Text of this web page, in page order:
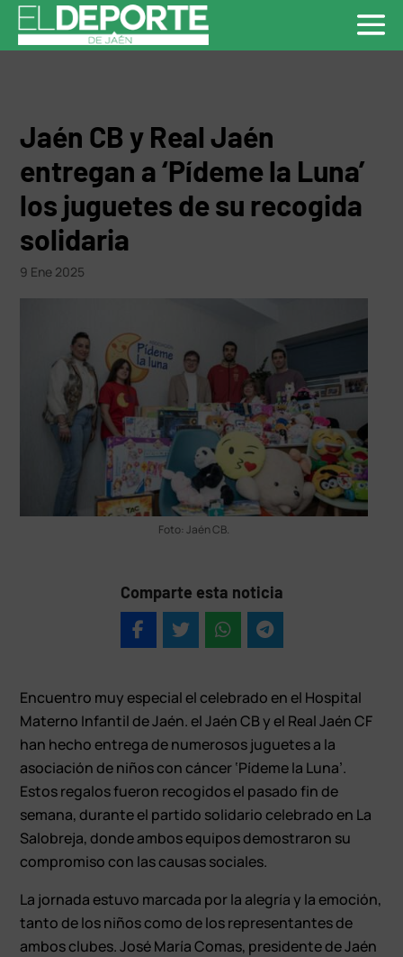
Jaén CB y Real Jaén
entregan a ‘Pídeme la Luna’
los juguetes de su recogida
solidaria
9 Ene 2025
Foto: Jaén CB.
Comparte esta noticia
Encuentro muy especial el celebrado en el Hospital
Materno Infantil de Jaén. el Jaén CB y el Real Jaén CF
han hecho entrega de numerosos juguetes a la
asociación de niños con cáncer ‘Pídeme la Luna’.
Estos regalos fueron recogidos el pasado fin de
semana, durante el partido solidario celebrado en La
Salobreja, donde ambos equipos demostraron su
compromiso con las causas sociales.
La jornada estuvo marcada por la alegría y la emoción,
tanto de los niños como de los representantes de
ambos clubes. José María Comas, presidente de Jaén